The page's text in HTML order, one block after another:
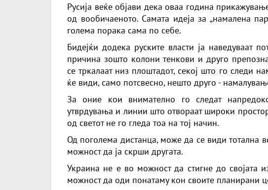
Русија веќе објави дека оваа година
од вообичаеното. Самата идеја за „намалена
голема порака сама по себе.
Бидејќи додека руските власти ја наведуваат
причина зошто колони тенкови и друго
се тркалаат низ плоштадот, секој што го следи
ќе види, само потсвесно, нешто друго -
За оние кои внимателно го следат
утврдувања и линии што отвораат широки
од светот не го гледа тоа на тој начин.
Од поголема дистанца, може да се види тотална
можност да ја скрши другата.
Украина не е во можност да стигне до својата
можност да оди понатаму кон своите планирани